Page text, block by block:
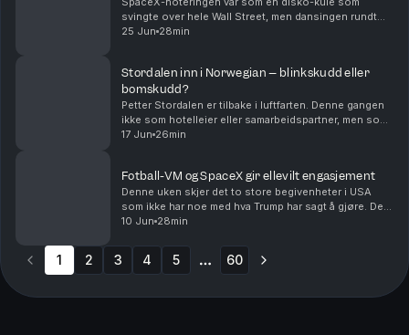
svingte over hele Wall Street, men dansingen rundt
Elon Musk og alle andre AI- selskaper begynner å bli
25 Jun 28min
Stordalen inn i Norwegian – blinkskudd eller
bomskudd?
Petter Stordalen er tilbake i luftfarten. Denne gangen
ikke som hotelleier eller samarbeidspartner, men som
en av de største eierne i Norwegian.Tirsdag morgen
17 Jun 26min
Fotball-VM og SpaceX gir ellevilt engasjement
Denne uken skjer det to store begivenheter i USA
som ikke har noe med hva Trump har sagt å gjøre. Det
er en begivenhet i seg selv. Fotball-VM og
hver...
10 Jun 28min
1 2 3 4 5 60